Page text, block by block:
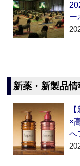
ー
新薬・新製品情
×
ヘ